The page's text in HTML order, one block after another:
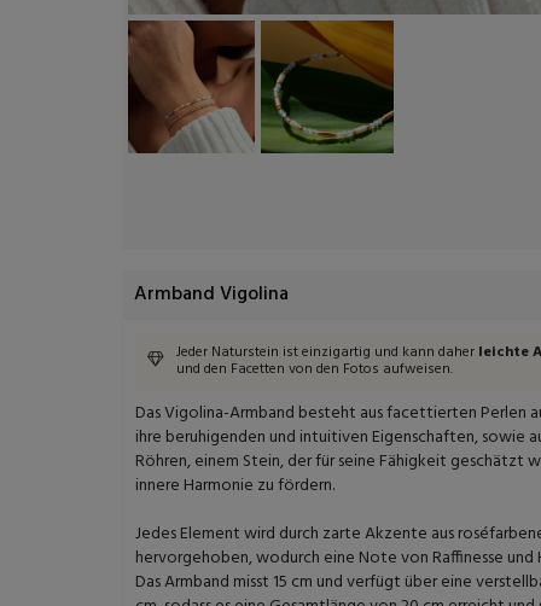
Armband Vigolina
Jeder Naturstein ist einzigartig und kann daher leichte
und den Facetten von den Fotos aufweisen.
Das Vigolina-Armband besteht aus facettierten Perlen
ihre beruhigenden und intuitiven Eigenschaften, sowie
Röhren, einem Stein, der für seine Fähigkeit geschätzt
innere Harmonie zu fördern.
Jedes Element wird durch zarte Akzente aus
hervorgehoben, wodurch eine Note von Raffinesse
Das Armband misst 15 cm und verfügt über eine